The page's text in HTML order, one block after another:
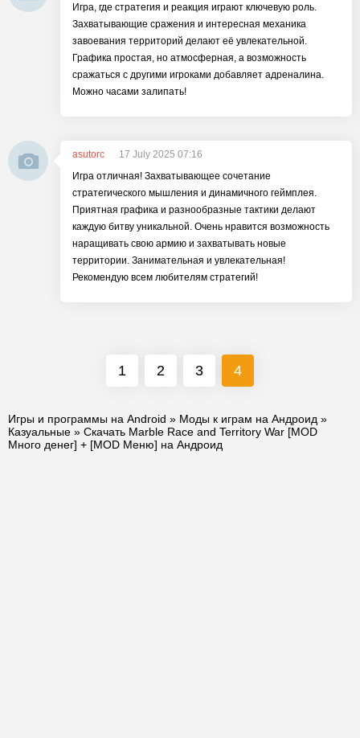
Игра, где стратегия и реакция играют ключевую роль.
Захватывающие сражения и интересная механика
завоевания территорий делают её увлекательной.
Графика простая, но атмосферная, а возможность
сражаться с другими игроками добавляет адреналина.
Можно часами залипать!
asutorc
17 July 2025 07:16
Игра отличная! Захватывающее сочетание
стратегического мышления и динамичного геймплея.
Приятная графика и разнообразные тактики делают
каждую битву уникальной. Очень нравится возможность
наращивать свою армию и захватывать новые
территории. Занимательная и увлекательная!
Рекомендую всем любителям стратегий!
1 2 3 4
Игры и программы на Android » Моды к играм на Андроид »
Казуальные » Скачать Marble Race and Territory War [MOD
Много денег] + [MOD Меню] на Андроид